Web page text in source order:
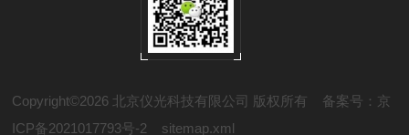
Copyright©2026 北京仪光科技有限公司 版权所有 备案号：京
ICP备2021017793号-2
sitemap.xml